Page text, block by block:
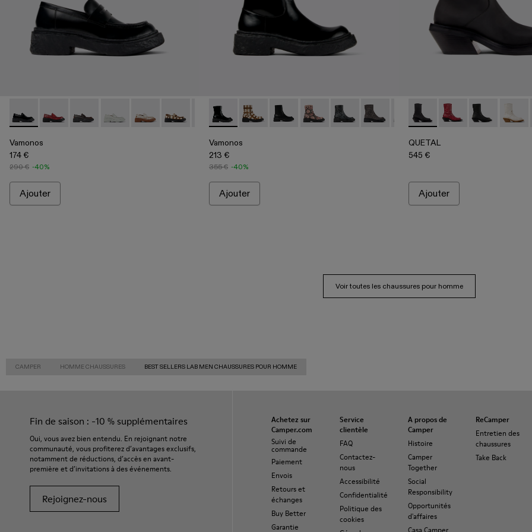
Vamonos - A500023-001 - Mocassins en cuir noir
Vamonos - A500023-018
Vamonos - A500023-017
Vamonos - A500023-016
Vamonos - A500023-013
Vamonos - A500023-012
Vamonos - A500023-009 - Mocassins en cuir noir
Vamonos - A500023-008
Vamonos - A500023-007
Vamonos - A500023-004
Vamonos - A500023-003
Vamonos - A500023-002
Vamonos
174 €
290 € -40%
Ajouter
Vamonos - A700012-001 - Bottes en cuir noir
Vamonos - A700012-017
Vamonos - A700012-014
Vamonos - A700012-013
Vamonos - A700012-012
Vamonos - A700012-009
Vamonos - A700012-007
Vamonos - A700012-006
Vamonos -
Vamonos
213 €
355 € -40%
Ajouter
QUETAL - A700021-001 -
QUETAL - A700021-
QUETAL -
QUETAL
545 €
Ajouter
Voir toutes les chaussures pour homme
CAMPER HOMME CHAUSSURES BEST SELLERS LAB MEN CHAUSSURES POUR HOMME
Fin de saison : -10 % supplémentaires
Oui, vous avez bien entendu. En rejoignant notre
communauté, vous profiterez d’avantages exclusifs,
notamment de réductions, d’accès en avant-
première et d’invitations à des événements.
Rejoignez-nous
Achetez sur
Camper.com
Suivi de
commande
Paiement
Envois
Retours et
échanges
Buy Better
Garantie
Service
clientèle
FAQ
Contactez-
nous
Accessibilité
Confidentialité
Politique des
cookies
A propos de
Camper
Histoire
Camper
Together
Social
Responsibility
Opportunités
d'affaires
Casa Camper
ReCamper
Entretien des
chaussures
Take Back